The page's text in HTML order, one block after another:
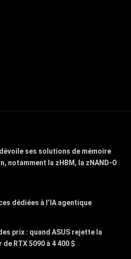
ses solutions de mémoire
notamment la zHBM, la zNAND-O
dédiées à l’IA agentique
prix : quand ASUS rejette la
RTX 5090 à 4 400 $